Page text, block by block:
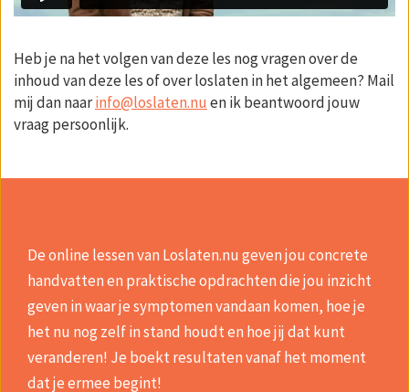
Heb je na het volgen van deze les nog vragen over de
inhoud van deze les of over loslaten in het algemeen? Mail
mij dan naarinfo@loslaten.nuen ik beantwoord jouw
vraag persoonlijk.
De online lessen van Loslaten.nu geven jou concrete
handvatten en praktische opdrachten die jou inzicht
geven in waar je symptomen vandaan komen, hoe je
het nu nog zelf in stand houdt en hoe jij dat kunt
veranderen! Je boekt resultaten vanaf het moment
dat je ermee begint!